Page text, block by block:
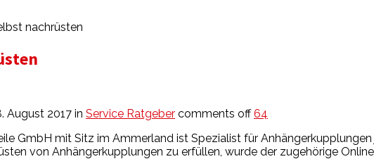
nachrüsten
August 2017 in Service Ratgeber comments off 64
GmbH mit Sitz im Ammerland ist Spezialist für
von Anhängerkupplungen zu erfüllen, wurde der zugehörige